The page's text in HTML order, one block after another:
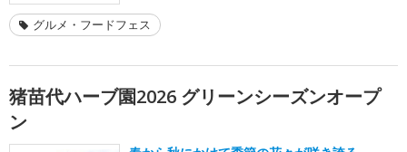
グルメ・フードフェス
猪苗代ハーブ園2026 グリーンシーズンオープ
ン